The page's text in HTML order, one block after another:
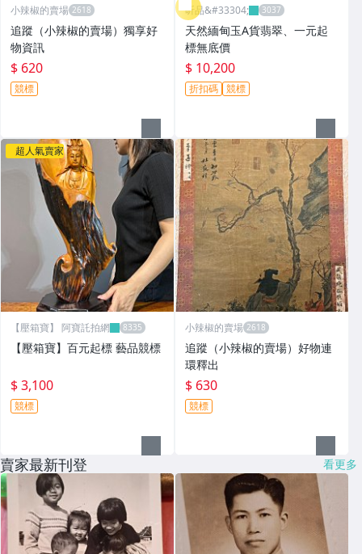
小辣椒的賣場
追蹤（小辣椒的賣場）獨享好
物資訊
$ 620
競標
昕品&#33304;
天然緬甸玉A貨翡翠、一元起
標無底價
$ 10,200
折扣碼 競標
超人氣賣家
【壓箱寶】 阿寶託拍網
【壓箱寶】百元起標 藝品競標
$ 3,100
競標
小辣椒的賣場
追蹤（小辣椒的賣場）好物連
環釋出
$ 630
競標
賣家最新刊登 看更多